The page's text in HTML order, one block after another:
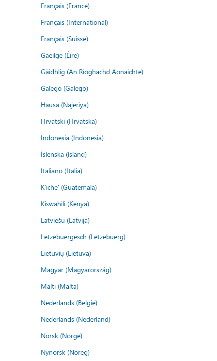
Français (France)
Français (International)
Français (Suisse)
Gaeilge (Éire)
Gàidhlig (An Rìoghachd Aonaichte)
Galego (Galego)
Hausa (Najeriya)
Hrvatski (Hrvatska)
Indonesia (Indonesia)
Íslenska (ísland)
Italiano (Italia)
K'iche' (Guatemala)
Kiswahili (Kenya)
Latviešu (Latvija)
Lëtzebuergesch (Lëtzebuerg)
Lietuvių (Lietuva)
Magyar (Magyarország)
Malti (Malta)
Nederlands (België)
Nederlands (Nederland)
Norsk (Norge)
Nynorsk (Noreg)